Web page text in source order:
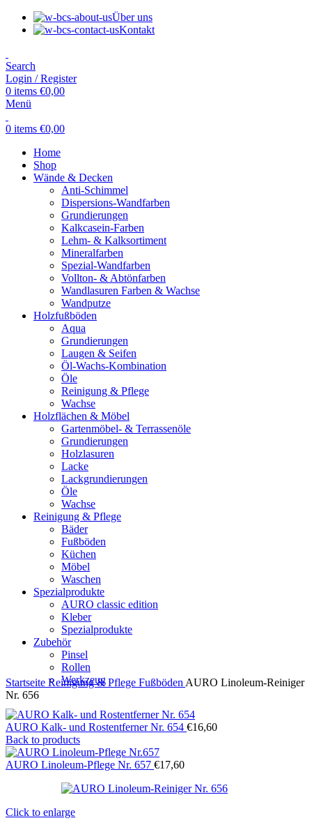
Über uns
Kontakt
Search
Login / Register
0 items €0,00
Menü
0 items €0,00
Home
Shop
Wände & Decken
Anti-Schimmel
Dispersions-Wandfarben
Grundierungen
Kalkcasein-Farben
Lehm- & Kalksortiment
Mineralfarben
Spezial-Wandfarben
Vollton- & Abtönfarben
Wandlasuren Farben & Wachse
Wandputze
Holzfußböden
Aqua
Grundierungen
Laugen & Seifen
Öl-Wachs-Kombination
Öle
Reinigung & Pflege
Wachse
Holzflächen & Möbel
Gartenmöbel- & Terrassenöle
Grundierungen
Holzlasuren
Lacke
Lackgrundierungen
Öle
Wachse
Reinigung & Pflege
Bäder
Fußböden
Küchen
Möbel
Waschen
Spezialprodukte
AURO classic edition
Kleber
Spezialprodukte
Zubehör
Pinsel
Rollen
Werkzeug
Startseite Reinigung & Pflege Fußböden AURO Linoleum-Reiniger
Nr. 656
AURO Kalk- und Rostentferner Nr. 654 €16,60
Back to products
AURO Linoleum-Pflege Nr. 657 €17,60
Click to enlarge